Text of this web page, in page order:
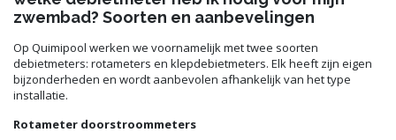
zwembad? Soorten en aanbevelingen
Op Quimipool werken we voornamelijk met twee soorten
debietmeters: rotameters en klepdebietmeters. Elk heeft zijn eigen
bijzonderheden en wordt aanbevolen afhankelijk van het type
installatie.
Rotameter doorstroommeters